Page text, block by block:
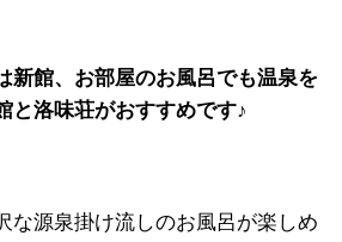
新館、お部屋のお風呂でも温泉を
と洛味荘がおすすめです♪
な源泉掛け流しのお風呂が楽しめ